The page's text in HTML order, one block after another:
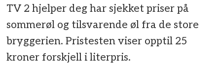
TV 2 hjelper deg har sjekket priser på
sommerøl og tilsvarende øl fra de store
bryggerien. Pristesten viser opptil 25
kroner forskjell i literpris.